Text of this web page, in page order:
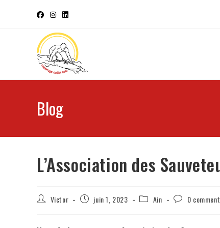
Blog
L’Association des
Victor juin 1, 2023 Ain 0